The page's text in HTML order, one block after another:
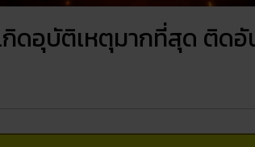
กิดอุบัติเหตุมากที่สุด ติด